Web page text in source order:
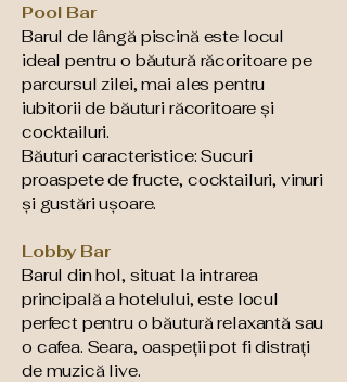
Pool Bar
Barul de lângă piscină este locul
ideal pentru o băutură răcoritoare pe
parcursul zilei, mai ales pentru
iubitorii de băuturi răcoritoare și
cocktailuri.
Băuturi caracteristice: Sucuri
proaspete de fructe, cocktailuri, vinuri
și gustări ușoare.
Lobby Bar
Barul din hol, situat la intrarea
principală a hotelului, este locul
perfect pentru o băutură relaxantă sau
o cafea. Seara, oaspeții pot fi distrați
de muzică live.